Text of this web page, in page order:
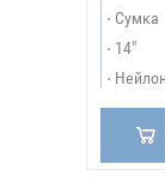
Сумка
14"
Нейлон